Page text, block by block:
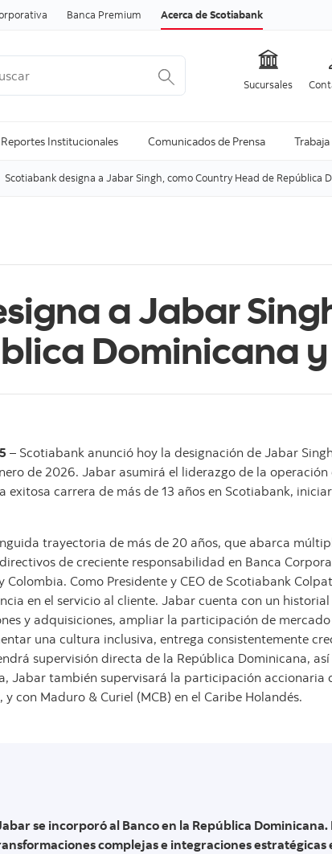
Skip to content
Banca Premium Acerca de Scotiabank
Sucursales
Reportes Institucionales Comunicados de Prensa
Scotiabank designa a Jabar Singh, como Country Head de República
a Jabar
Dominicana
– Scotiabank anunció hoy la designación de Jabar
de 2026. Jabar asumirá el liderazgo de la
exitosa carrera de más de 13 años en Scotiabank,
trayectoria de más de 20 años, que abarca
de creciente responsabilidad en Banca
Colombia. Como Presidente y CEO de Scotiabank
en el servicio al cliente. Jabar cuenta con un
y adquisiciones, ampliar la participación de
una cultura inclusiva, entrega consistentemente
supervisión directa de la República Dominicana,
Jabar también supervisará la participación accionaria
con Maduro & Curiel (MCB) en el Caribe Holandés.
se incorporó al Banco en la República
complejas e integraciones